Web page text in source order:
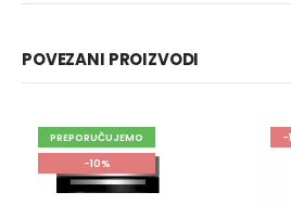
POVEZANI PROIZVODI